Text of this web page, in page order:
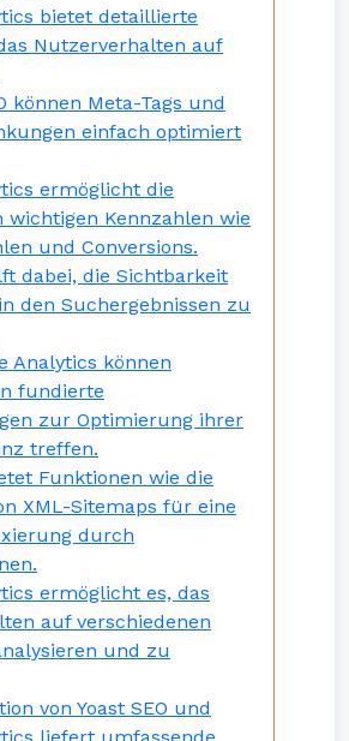
bietet detaillierte
Nutzerverhalten auf
können Meta-Tags und
einfach optimiert
ermöglicht die
wichtigen Kennzahlen wie
und Conversions.
dabei, die Sichtbarkeit
den Suchergebnissen zu
Analytics können
fundierte
zur Optimierung ihrer
treffen.
Funktionen wie die
XML-Sitemaps für eine
durch
ermöglicht es, das
auf verschiedenen
und zu
von Yoast SEO und